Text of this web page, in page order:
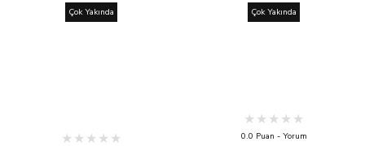
Çok Yakında Çok Yakında
0.0 Puan - Yorum